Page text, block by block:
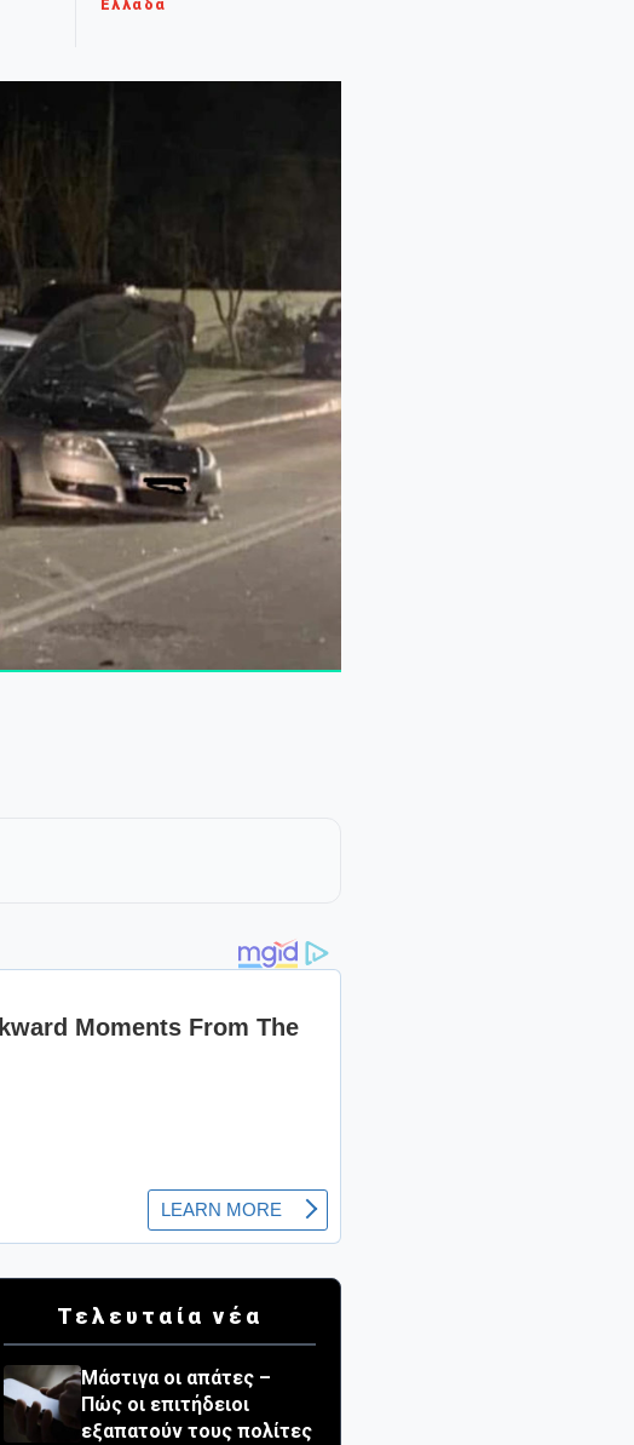
Ελλάδα
Τελευταία νέα
Μάστιγα οι απάτες –
Πώς οι επιτήδειοι
εξαπατούν τους πολίτες